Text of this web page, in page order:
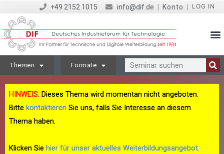
+49 2152 1015 info@dif.de Konto LOG IN
Themen Formate
HINWEIS: Dieses Thema wird momentan nicht angeboten.
Bitte kontaktieren Sie uns, falls Sie Interesse an diesem
Thema haben.
Klicken Sie hier für unser aktuelles Weiterbildungsangebot.